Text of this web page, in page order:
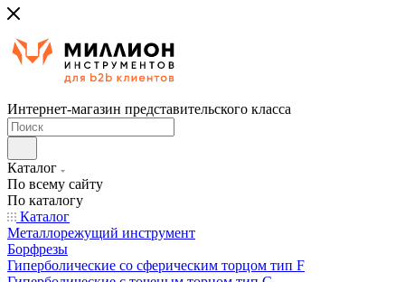
Интернет-магазин представительского класса
Каталог
По всему сайту
По каталогу
Каталог
Металлорежущий инструмент
Борфрезы
Гиперболические cо сферическим торцом тип F